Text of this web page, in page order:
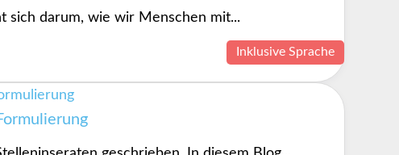
sich darum, wie wir Menschen mit...
Inklusive Sprache